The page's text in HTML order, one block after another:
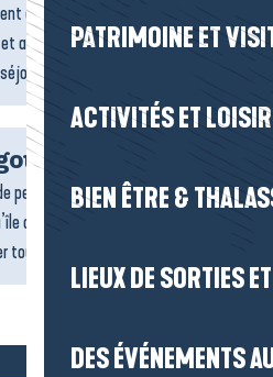
PATRIMOINE ET
ACTIVITÉS ET
BIEN ÊTRE &
LIEUX DE SORTIES
DES ÉVÉNEMENTS
à Saint-Molf ? Entre marais
ambiance paisible, la commune
ressourçant. Locations,...
pendant votre séjour ? Sur la
de Guérande, de nombreux lieux
en douceur : salons...